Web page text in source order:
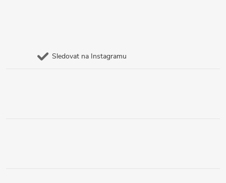
Sledovat na Instagramu